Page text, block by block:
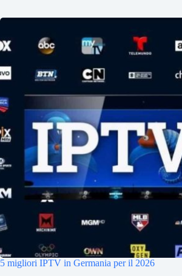
5 migliori IPTV in Germania per il 2026